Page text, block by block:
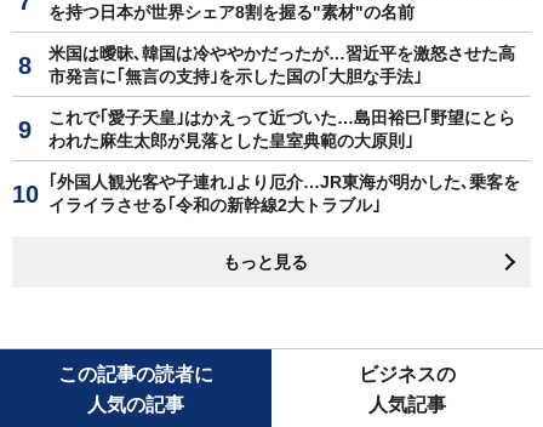
を持つ日本が世界シェア8割を握る"素材"の名前
米国は曖昧､韓国は冷ややかだったが…習近平を激怒させた高
市発言に｢無言の支持｣を示した国の｢大胆な手法｣
これで｢愛子天皇｣はかえって近づいた…島田裕巳｢野望にとら
われた麻生太郎が見落とした皇室典範の大原則｣
｢外国人観光客や子連れ｣より厄介…JR東海が明かした､乗客を
イライラさせる｢令和の新幹線2大トラブル｣
もっと見る
この記事の読者に
人気の記事
ビジネスの
人気記事